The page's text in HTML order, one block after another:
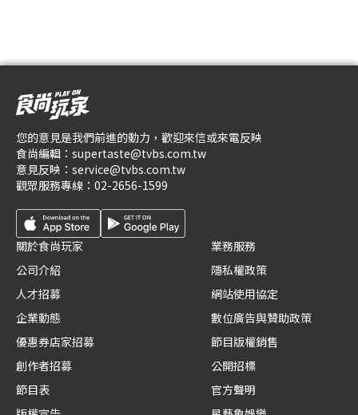
您的意見是我們前進的動力，歡迎來信或來電反映
食尚編輯： supertaste@tvbs.com.tw
意見反映： service@tvbs.com.tw
觀眾服務專線： 02-2656-1599
關於食尚玩家
公司介紹
人才招募
企業動態
優惠券店家招募
創作者招募
節目表
業務服務
隱私權政策
網站使用協定
數位廣告與贊助政策
節目版權銷售
公開招標
官方聲明